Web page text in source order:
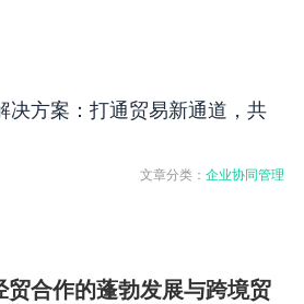
决方案：打通贸易新通道，共
文章分类：企业协同管理
贸合作的蓬勃发展与跨境贸